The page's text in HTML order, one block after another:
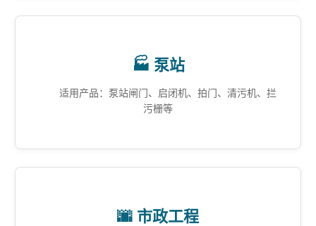
🏭 泵站
适用产品：泵站闸门、启闭机、拍门、清污机、拦
污栅等
🌆 市政工程